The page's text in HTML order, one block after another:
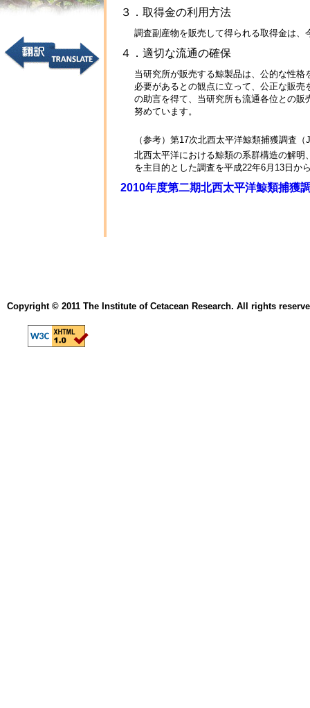
３．取得金の利用方法
調査副産物を販売して得られる取得金は
４．適切な流通の確保
当研究所が販売する鯨製品は、公的な性
必要があるとの観点に立って、公正な販
の助言を得て、当研究所も流通各位との
努めています。
（参考）第17次北西太平洋鯨類捕獲調査
北西太平洋における鯨類の系群構造の解
を主目的とした調査を平成22年6月13日か
2010年度第二期北西太平洋鯨類捕
Copyright © 2011 The Institute of Cetacean Research. All rights